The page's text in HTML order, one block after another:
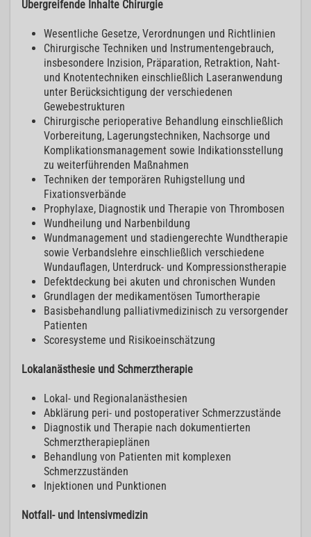
Übergreifende Inhalte Chirurgie
Wesentliche Gesetze, Verordnungen und Richtlinien
Chirurgische Techniken und Instrumentengebrauch,
insbesondere Inzision, Präparation, Retraktion, Naht-
und Knotentechniken einschließlich Laseranwendung
unter Berücksichtigung der verschiedenen
Gewebestrukturen
Chirurgische perioperative Behandlung einschließlich
Vorbereitung, Lagerungstechniken, Nachsorge und
Komplikationsmanagement sowie Indikationsstellung
zu weiterführenden Maßnahmen
Techniken der temporären Ruhigstellung und
Fixationsverbände
Prophylaxe, Diagnostik und Therapie von Thrombosen
Wundheilung und Narbenbildung
Wundmanagement und stadiengerechte Wundtherapie
sowie Verbandslehre einschließlich verschiedene
Wundauflagen, Unterdruck- und Kompressionstherapie
Defektdeckung bei akuten und chronischen Wunden
Grundlagen der medikamentösen Tumortherapie
Basisbehandlung palliativmedizinisch zu versorgender
Patienten
Scoresysteme und Risikoeinschätzung
Lokalanästhesie und Schmerztherapie
Lokal- und Regionalanästhesien
Abklärung peri- und postoperativer Schmerzzustände
Diagnostik und Therapie nach dokumentierten
Schmerztherapieplänen
Behandlung von Patienten mit komplexen
Schmerzzuständen
Injektionen und Punktionen
Notfall- und Intensivmedizin